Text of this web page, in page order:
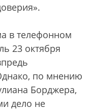
в телефонном
23 октября
по мнению
Борджера,
дело не